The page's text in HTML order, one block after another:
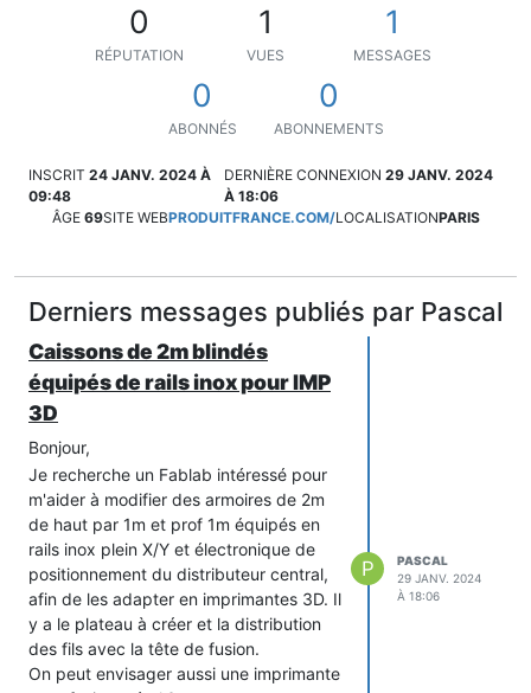
0
RÉPUTATION
1
VUES
1
MESSAGES
0
ABONNÉS
0
ABONNEMENTS
INSCRIT 24 JANV. 2024 À
09:48
DERNIÈRE CONNEXION 29 JANV. 2024
À 18:06
ÂGE 69SITE WEBPRODUITFRANCE.COM/LOCALISATIONPARIS
Derniers messages publiés par Pascal
Caissons de 2m blindés
équipés de rails inox pour IMP
3D
Bonjour,
Je recherche un Fablab intéressé pour
m'aider à modifier des armoires de 2m
de haut par 1m et prof 1m équipés en
rails inox plein X/Y et électronique de
positionnement du distributeur central,
afin de les adapter en imprimantes 3D. Il
y a le plateau à créer et la distribution
des fils avec la tête de fusion.
On peut envisager aussi une imprimante
P
PASCAL
29 JANV. 2024
À 18:06